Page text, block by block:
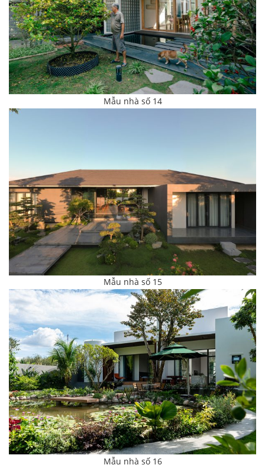
Mẫu nhà số 14
Mẫu nhà số 15
Mẫu nhà số 16